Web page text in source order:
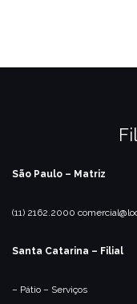
São Paulo – Matriz
(11) 2162.2000
Santa Catarina – Filial
– Pátio – Serviços